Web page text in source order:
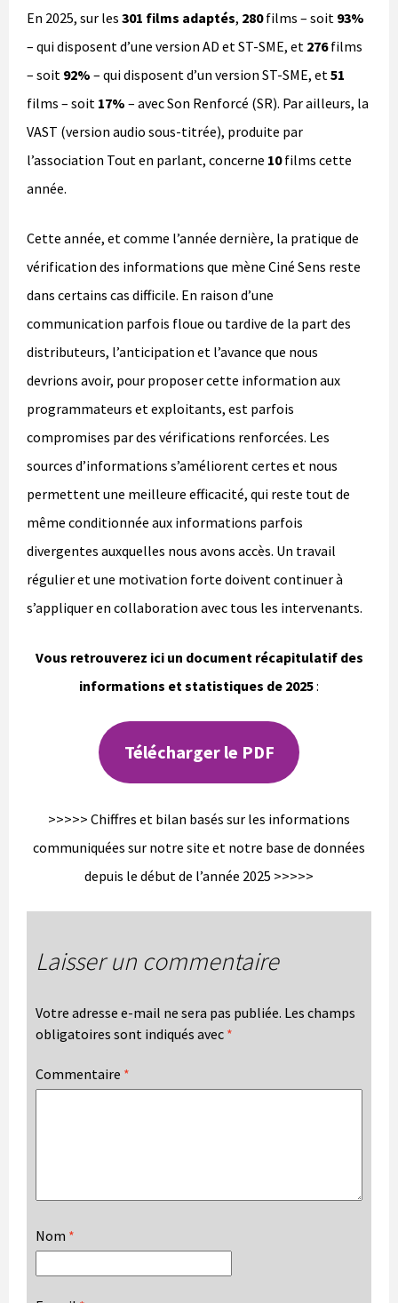
En 2025, sur les 301 films adaptés, 280films – soit 93%
– qui disposent d’une version AD et ST-SME, et 276films
– soit 92% – qui disposent d’un version ST-SME, et 51
films – soit 17% – avec Son Renforcé (SR). Par ailleurs, la
VAST (version audio sous-titrée), produite par
l’association Tout en parlant, concerne 10films cette
année.
Cette année, et comme l’année dernière, la pratique de
vérification des informations que mène Ciné Sens reste
dans certains cas difficile. En raison d’une
communication parfois floue ou tardive de la part des
distributeurs, l’anticipation et l’avance que nous
devrions avoir, pour proposer cette information aux
programmateurs et exploitants, est parfois
compromises par des vérifications renforcées. Les
sources d’informations s’améliorent certes et nous
permettent une meilleure efficacité, qui reste tout de
même conditionnée aux informations parfois
divergentes auxquelles nous avons accès. Un travail
régulier et une motivation forte doivent continuer à
s’appliquer en collaboration avec tous les intervenants.
Vous retrouverez ici un document récapitulatif des
informations et statistiques de 2025:
Télécharger le PDF
>>>>> Chiffres et bilan basés sur les informations
communiquées sur notre site et notre base de données
depuis le début de l’année 2025 >>>>>
Laisser un commentaire
Votre adresse e-mail ne sera pas publiée. Les champs
obligatoires sont indiqués avec *
Commentaire *
Nom *